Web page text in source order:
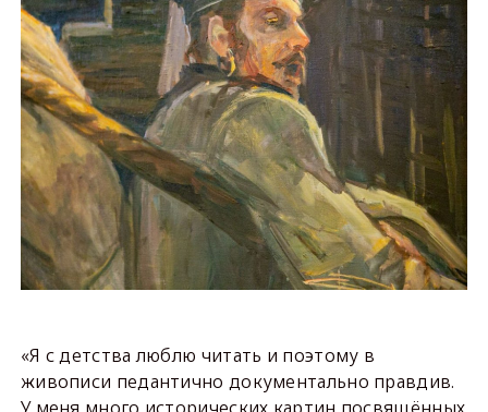
«Я с детства люблю читать и поэтому в
живописи педантично документально правдив.